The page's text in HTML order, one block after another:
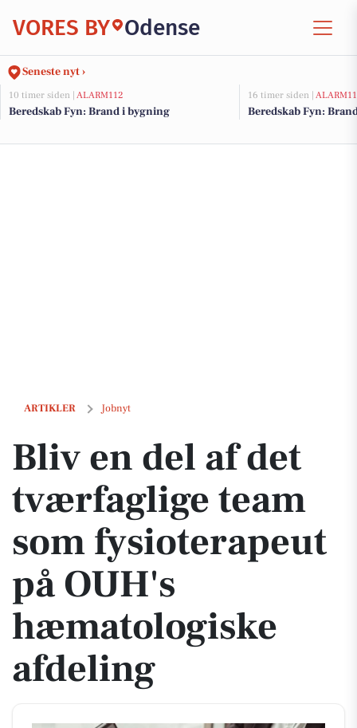
VORES BY Odense
Seneste nyt ›
10 timer siden | ALARM112
Beredskab Fyn: Brand i bygning
16 timer siden |
Beredskab Fyn:
ARTIKLER Jobnyt
Bliv en del af det tværfaglige team som fysioterapeut på OUH's
Bliv en del af det
tværfaglige team
som fysioterapeut
på OUH's
hæmatologiske
afdeling